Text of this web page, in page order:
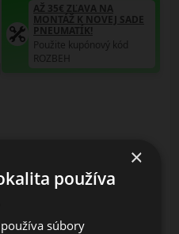
AŽ 35€ ZĽAVA NA
MONTÁŽ K NOVEJ SADE
PNEUMATÍK!
Použite kupónový kód
ROZBEH
79.25 EUR
×
používa
súbory